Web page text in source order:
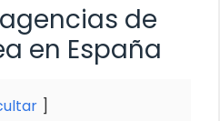
de
en España